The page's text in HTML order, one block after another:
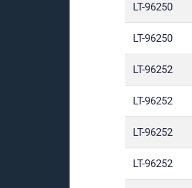
LT-96250
LT-96250
LT-96252
LT-96252
LT-96252
LT-96252